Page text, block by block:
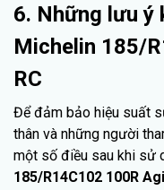
6. Những lưu ý
Michelin 185/
RC
Để đảm bảo hiệu suất
thân và những người
một số điều sau khi sử
185/R14C102 100R